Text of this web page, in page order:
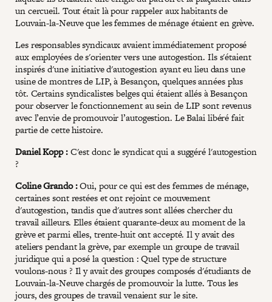
un cercueil. Tout était là pour rappeler aux habitants de
Louvain-la-Neuve que les femmes de ménage étaient en grève.
Les responsables syndicaux avaient immédiatement proposé
aux employées de s'orienter vers une autogestion. Ils s'étaient
inspirés d'une initiative d'autogestion ayant eu lieu dans une
usine de montres de LIP, à Besançon, quelques années plus
tôt. Certains syndicalistes belges qui étaient allés à Besançon
pour observer le fonctionnement au sein de LIP sont revenus
avec l’envie de promouvoir l’autogestion. Le Balai libéré fait
partie de cette histoire.
Daniel Kopp :C'est donc le syndicat qui a suggéré l'autogestion
?
Coline Grando :Oui, pour ce qui est des femmes de ménage,
certaines sont restées et ont rejoint ce mouvement
d'autogestion, tandis que d'autres sont allées chercher du
travail ailleurs. Elles étaient quarante-deux au moment de la
grève et parmi elles, trente-huit ont accepté. Il y avait des
ateliers pendant la grève, par exemple un groupe de travail
juridique qui a posé la question : Quel type de structure
voulons-nous ? Il y avait des groupes composés d'étudiants de
Louvain-la-Neuve chargés de promouvoir la lutte. Tous les
jours, des groupes de travail venaient sur le site.